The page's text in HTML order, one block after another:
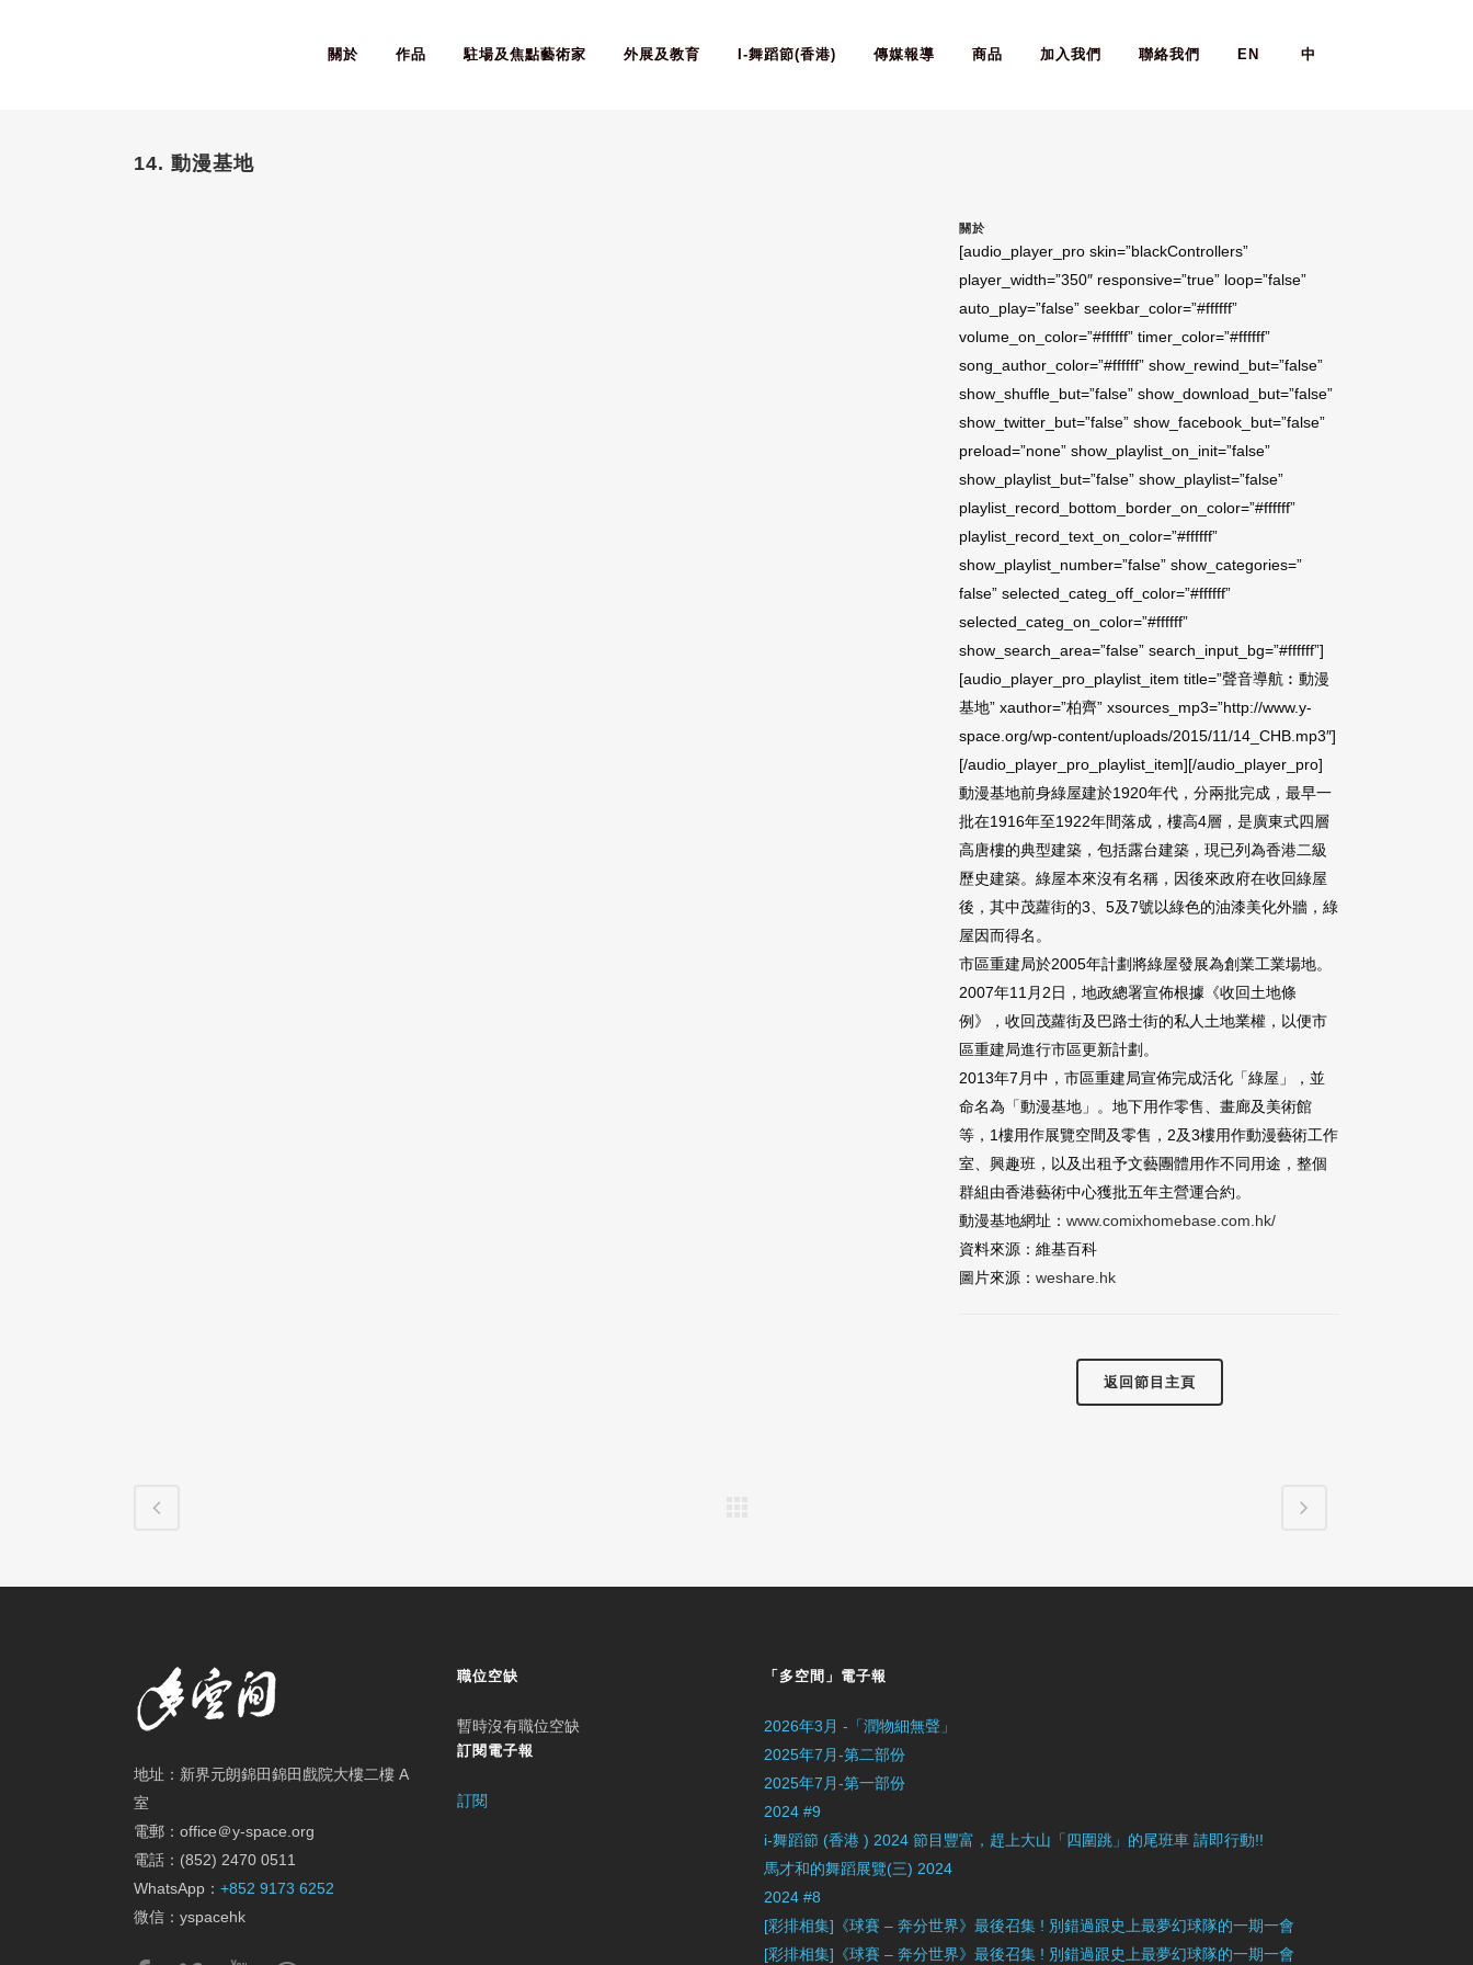
關於 作品 駐場及焦點藝術家 外展及教育 I-舞蹈節(香港) 傳媒報導 商品 加入我們 聯絡我們 EN 中
14. 動漫基地
關於
[audio_player_pro skin=”blackControllers”
player_width=”350″ responsive=”true” loop=”false”
auto_play=”false” seekbar_color=”#ffffff”
volume_on_color=”#ffffff” timer_color=”#ffffff”
song_author_color=”#ffffff” show_rewind_but=”false”
show_shuffle_but=”false” show_download_but=”false”
show_twitter_but=”false” show_facebook_but=”false”
preload=”none” show_playlist_on_init=”false”
show_playlist_but=”false” show_playlist=”false”
playlist_record_bottom_border_on_color=”#ffffff”
playlist_record_text_on_color=”#ffffff”
show_playlist_number=”false” show_categories=”
false” selected_categ_off_color=”#ffffff”
selected_categ_on_color=”#ffffff”
show_search_area=”false” search_input_bg=”#ffffff”]
[audio_player_pro_playlist_item title=”聲音導航︰動漫
基地” xauthor=”柏齊” xsources_mp3=”http://www.y-
space.org/wp-content/uploads/2015/11/14_CHB.mp3″]
[/audio_player_pro_playlist_item][/audio_player_pro]
動漫基地前身綠屋建於1920年代，分兩批完成，最早一
批在1916年至1922年間落成，樓高4層，是廣東式四層
高唐樓的典型建築，包括露台建築，現已列為香港二級
歷史建築。綠屋本來沒有名稱，因後來政府在收回綠屋
後，其中茂蘿街的3、5及7號以綠色的油漆美化外牆，綠
屋因而得名。
市區重建局於2005年計劃將綠屋發展為創業工業場地。
2007年11月2日，地政總署宣佈根據《收回土地條
例》，收回茂蘿街及巴路士街的私人土地業權，以便市
區重建局進行市區更新計劃。
2013年7月中，市區重建局宣佈完成活化「綠屋」，並
命名為「動漫基地」。地下用作零售、畫廊及美術館
等，1樓用作展覽空間及零售，2及3樓用作動漫藝術工作
室、興趣班，以及出租予文藝團體用作不同用途，整個
群組由香港藝術中心獲批五年主營運合約。
動漫基地網址：www.comixhomebase.com.hk/
資料來源：維基百科
圖片來源：weshare.hk
返回節目主頁
地址：新界元朗錦田錦田戲院大樓二樓 A
室
電郵：office＠y-space.org
電話：(852) 2470 0511
WhatsApp： +852 9173 6252
微信：yspacehk
職位空缺
暫時沒有職位空缺
訂閱電子報
訂閱
「多空間」電子報
2026年3月 -「潤物細無聲」
2025年7月-第二部份
2025年7月-第一部份
2024 #9
i-舞蹈節 (香港 ) 2024 節目豐富，趕上大山「四圍跳」的尾班車 請即行動!!
馬才和的舞蹈展覽(三) 2024
2024 #8
[彩排相集]《球賽 – 奔分世界》最後召集 ! 別錯過跟史上最夢幻球隊的一期一會
[彩排相集]《球賽 – 奔分世界》最後召集 ! 別錯過跟史上最夢幻球隊的一期一會